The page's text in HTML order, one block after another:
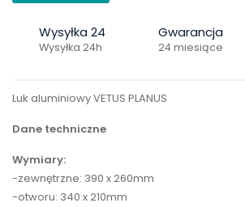
Wysyłka 24
Wysyłka 24h
Gwarancja
24 miesiące
Luk aluminiowy VETUS PLANUS
Dane techniczne
Wymiary:
-zewnętrzne: 390 x 260mm
-otworu: 340 x 210mm